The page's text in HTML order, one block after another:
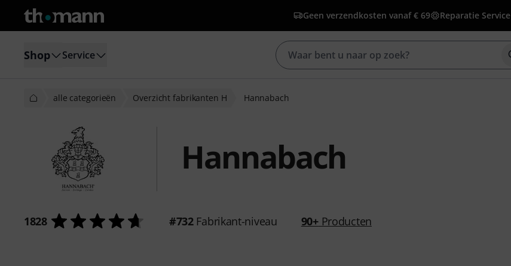
Geen verzendkosten vanaf € 69 Reparatie Service
Shop Service
alle categorieën Overzicht fabrikanten H Hannabach
Hannabach
1828 #732Fabrikant-niveau 90+Producten